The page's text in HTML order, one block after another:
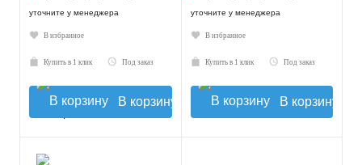
уточните у менеджера
В избранное
Купить в 1 клик Под заказ
В корзину
уточните у менеджера
В избранное
Купить в 1 клик Под заказ
В корзину